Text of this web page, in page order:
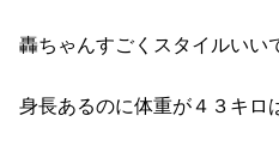
轟ちゃんすごくスタイルいい
身長あるのに体重が４３キロ